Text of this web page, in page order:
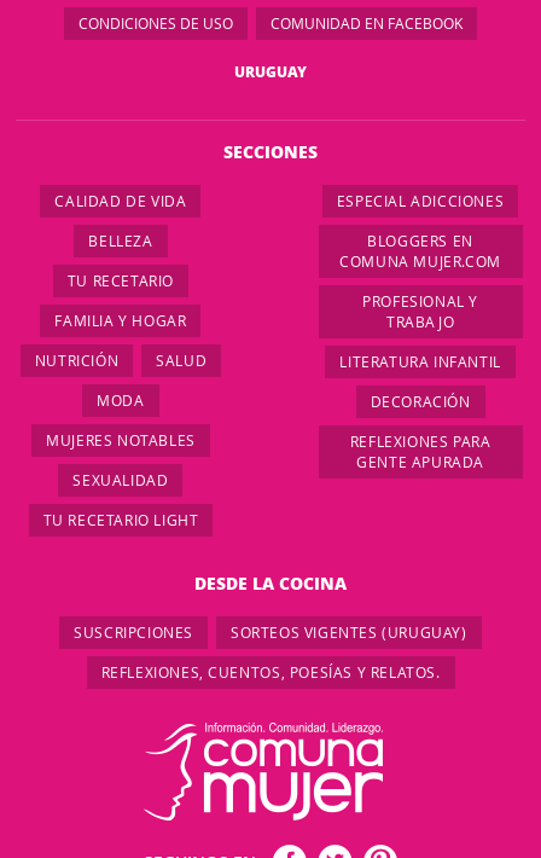
CONDICIONES DE USO COMUNIDAD EN FACEBOOK
URUGUAY
SECCIONES
CALIDAD DE VIDA
BELLEZA
TU RECETARIO
FAMILIA Y HOGAR
NUTRICIÓN SALUD
MODA
MUJERES NOTABLES
SEXUALIDAD
TU RECETARIO LIGHT
ESPECIAL ADICCIONES
BLOGGERS EN
COMUNA MUJER.COM
PROFESIONAL Y
TRABAJO
LITERATURA INFANTIL
DECORACIÓN
REFLEXIONES PARA
GENTE APURADA
DESDE LA COCINA
SUSCRIPCIONES SORTEOS VIGENTES (URUGUAY)
REFLEXIONES, CUENTOS, POESÍAS Y RELATOS.